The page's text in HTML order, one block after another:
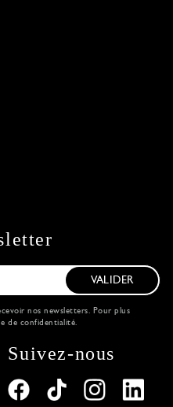
VALIDER
nos newsletters. Pour plus
de confidentialité.
Suivez-nous